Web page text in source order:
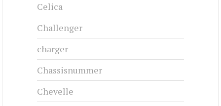
Celica
Challenger
charger
Chassisnummer
Chevelle